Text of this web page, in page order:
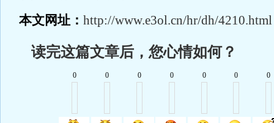
本文网址： http://www.e3ol.cn/hr/dh/4210.html
读完这篇文章后，您心情如何？
0 0 0 0 0 0 0